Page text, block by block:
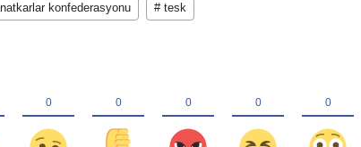
konfederasyonu # tesk